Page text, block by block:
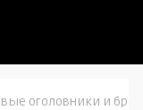
оголовники и бра